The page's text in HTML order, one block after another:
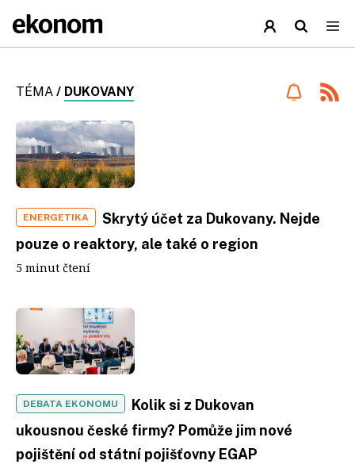
TÉMA / DUKOVANY
ENERGETIKA
Skrytý účet za Dukovany. Nejde
pouze o reaktory, ale také o region
5 minut čtení
DEBATA EKONOMU
Kolik si z Dukovan
ukousnou české firmy? Pomůže jim nové
pojištění od státní pojišťovny EGAP